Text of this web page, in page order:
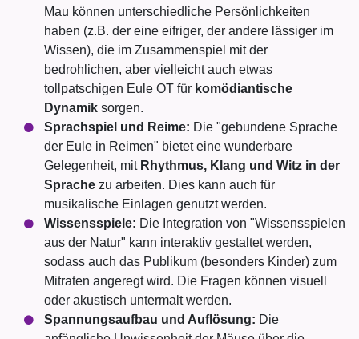
Mau können unterschiedliche Persönlichkeiten
haben (z.B. der eine eifriger, der andere lässiger im
Wissen), die im Zusammenspiel mit der
bedrohlichen, aber vielleicht auch etwas
tollpatschigen Eule OT für komödiantische
Dynamik sorgen.
Sprachspiel und Reime: Die "gebundene Sprache
der Eule in Reimen" bietet eine wunderbare
Gelegenheit, mit Rhythmus, Klang und Witz in der
Sprache zu arbeiten. Dies kann auch für
musikalische Einlagen genutzt werden.
Wissensspiele: Die Integration von "Wissensspielen
aus der Natur" kann interaktiv gestaltet werden,
sodass auch das Publikum (besonders Kinder) zum
Mitraten angeregt wird. Die Fragen können visuell
oder akustisch untermalt werden.
Spannungsaufbau und Auflösung: Die